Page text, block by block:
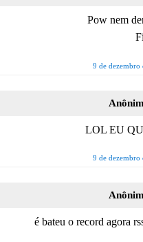
Pow nem
9 de dezembro
LOL EU
9 de dezembro
é bateu o record agora